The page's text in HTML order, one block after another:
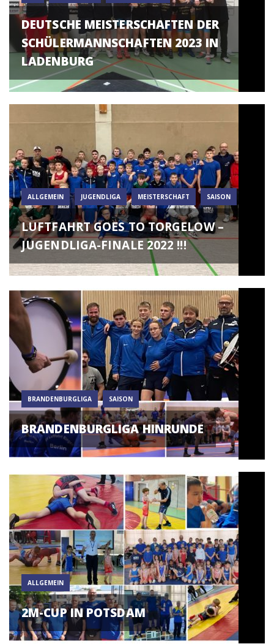
DEUTSCHE MEISTERSCHAFTEN DER
SCHÜLERMANNSCHAFTEN 2023 IN
LADENBURG
ALLGEMEIN JUGENDLIGA MEISTERSCHAFT SAISON
LUFTFAHRT GOES TO TORGELOW –
JUGENDLIGA-FINALE 2022 !!!
BRANDENBURGLIGA SAISON
BRANDENBURGLIGA HINRUNDE
ALLGEMEIN
2M-CUP IN POTSDAM